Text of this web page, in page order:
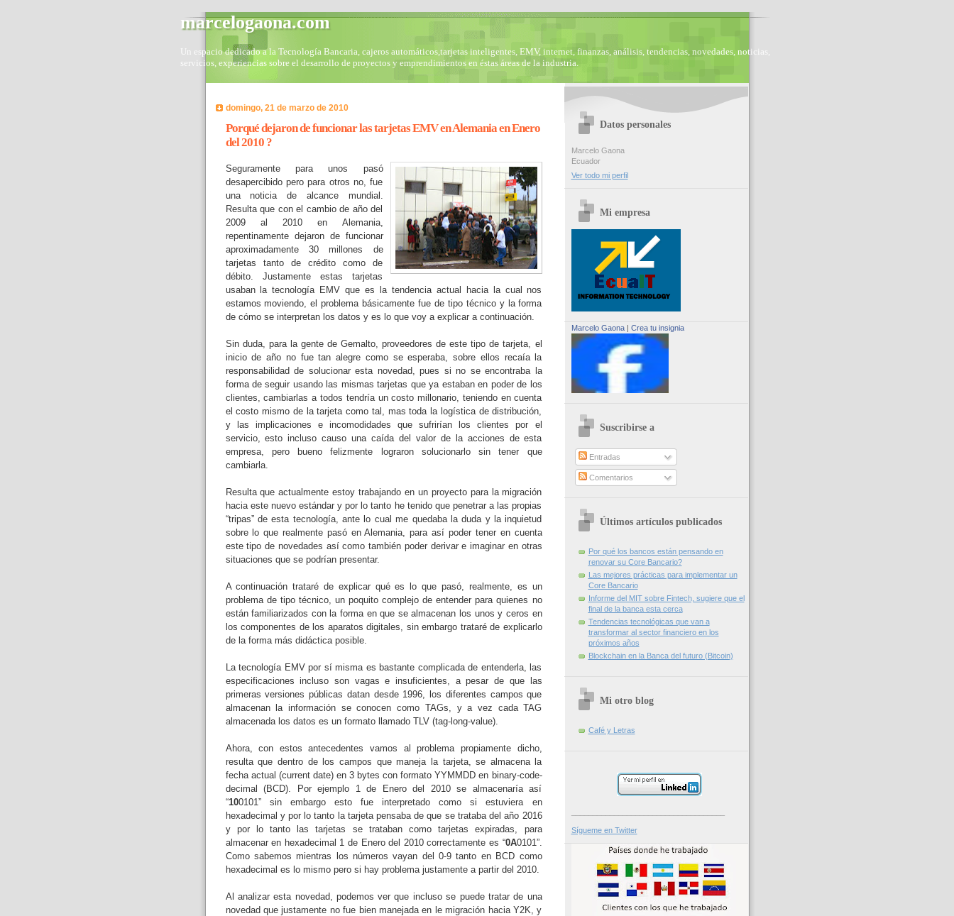
marcelogaona.com
Un espacio dedicado a la Tecnología Bancaria, cajeros automáticos,tarjetas inteligentes, EMV, internet, finanzas, análisis, tendencias, novedades, noticias,
servicios, experiencias sobre el desarrollo de proyectos y emprendimientos en éstas áreas de la industria.
domingo, 21 de marzo de 2010
Porqué dejaron de funcionar las tarjetas EMV en Alemania en Enero
del 2010 ?
Seguramente para unos pasó
desapercibido pero para otros no, fue
una noticia de alcance mundial.
Resulta que con el cambio de año del
2009 al 2010 en Alemania,
repentinamente dejaron de funcionar
aproximadamente 30 millones de
tarjetas tanto de crédito como de
débito. Justamente estas tarjetas
usaban la tecnología EMV que es la tendencia actual hacia la cual nos
estamos moviendo, el problema básicamente fue de tipo técnico y la forma
de cómo se interpretan los datos y es lo que voy a explicar a continuación.
Sin duda, para la gente de Gemalto, proveedores de este tipo de tarjeta, el
inicio de año no fue tan alegre como se esperaba, sobre ellos recaía la
responsabilidad de solucionar esta novedad, pues si no se encontraba la
forma de seguir usando las mismas tarjetas que ya estaban en poder de los
clientes, cambiarlas a todos tendría un costo millonario, teniendo en cuenta
el costo mismo de la tarjeta como tal, mas toda la logística de distribución,
y las implicaciones e incomodidades que sufrirían los clientes por el
servicio, esto incluso causo una caída del valor de la acciones de esta
empresa, pero bueno felizmente lograron solucionarlo sin tener que
cambiarla.
Resulta que actualmente estoy trabajando en un proyecto para la migración
hacia este nuevo estándar y por lo tanto he tenido que penetrar a las propias
“tripas” de esta tecnología, ante lo cual me quedaba la duda y la inquietud
sobre lo que realmente pasó en Alemania, para así poder tener en cuenta
este tipo de novedades así como también poder derivar e imaginar en otras
situaciones que se podrían presentar.
A continuación trataré de explicar qué es lo que pasó, realmente, es un
problema de tipo técnico, un poquito complejo de entender para quienes no
están familiarizados con la forma en que se almacenan los unos y ceros en
los componentes de los aparatos digitales, sin embargo trataré de explicarlo
de la forma más didáctica posible.
La tecnología EMV por sí misma es bastante complicada de entenderla, las
especificaciones incluso son vagas e insuficientes, a pesar de que las
primeras versiones públicas datan desde 1996, los diferentes campos que
almacenan la información se conocen como TAGs, y a vez cada TAG
almacenada los datos es un formato llamado TLV (tag-long-value).
Ahora, con estos antecedentes vamos al problema propiamente dicho,
resulta que dentro de los campos que maneja la tarjeta, se almacena la
fecha actual (current date) en 3 bytes con formato YYMMDD en binary-code-
decimal (BCD). Por ejemplo 1 de Enero del 2010 se almacenaría así
“100101” sin embargo esto fue interpretado como si estuviera en
hexadecimal y por lo tanto la tarjeta pensaba de que se trataba del año 2016
y por lo tanto las tarjetas se trataban como tarjetas expiradas, para
almacenar en hexadecimal 1 de Enero del 2010 correctamente es “0A0101”.
Como sabemos mientras los números vayan del 0-9 tanto en BCD como
hexadecimal es lo mismo pero si hay problema justamente a partir del 2010.
Al analizar esta novedad, podemos ver que incluso se puede tratar de una
novedad que justamente no fue bien manejada en le migración hacia Y2K, y
Datos personales
Marcelo Gaona
Ecuador
Ver todo mi perfil
Mi empresa
Marcelo Gaona| Crea tu insignia
Suscribirse a
Entradas
Comentarios
Últimos artículos publicados
Por qué los bancos están pensando en
renovar su Core Bancario?
Las mejores prácticas para implementar un
Core Bancario
Informe del MIT sobre Fintech, sugiere que el
final de la banca esta cerca
Tendencias tecnológicas que van a
transformar al sector financiero en los
próximos años
Blockchain en la Banca del futuro (Bitcoin)
Mi otro blog
Café y Letras
Sígueme en Twitter